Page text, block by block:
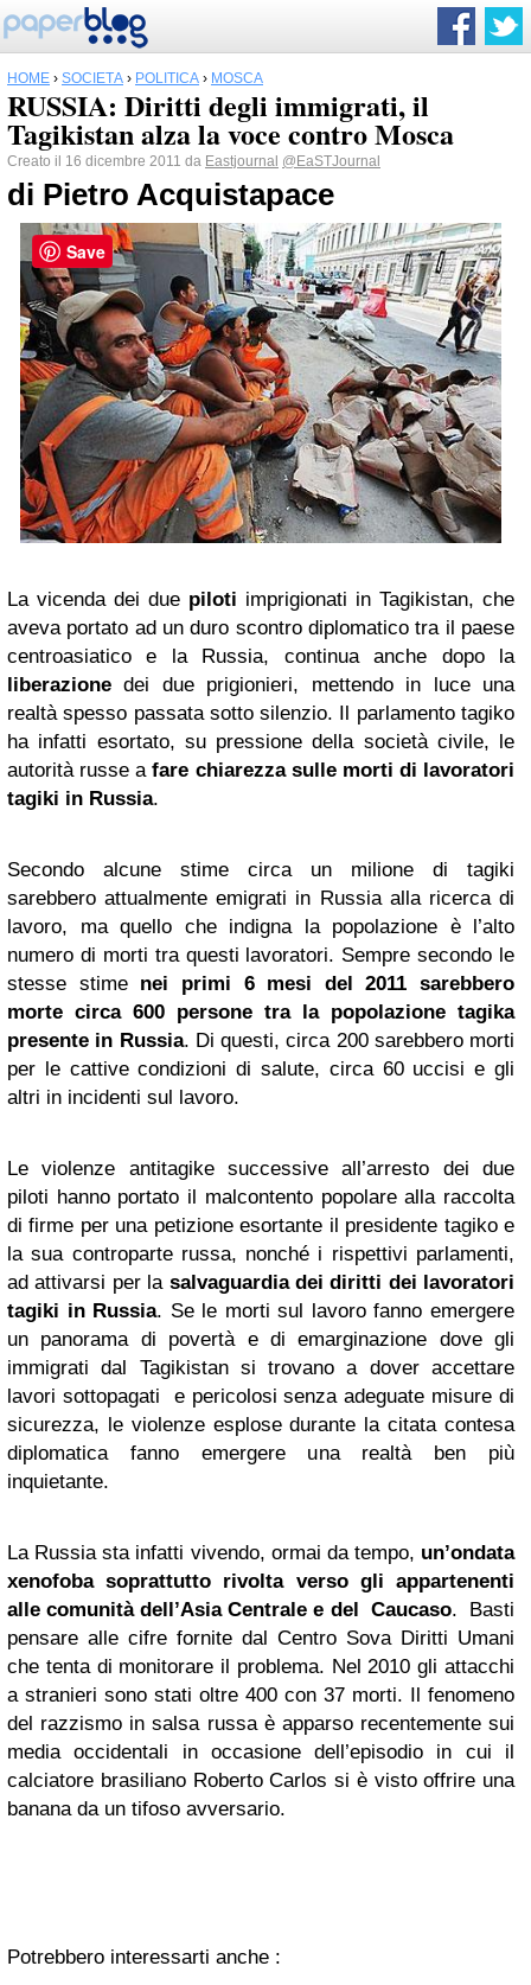
HOME › SOCIETÀ › POLITICA › MOSCA
RUSSIA: Diritti degli immigrati, il
Tagikistan alza la voce contro Mosca
Creato il 16 dicembre 2011 da Eastjournal @EaSTJournal
di Pietro Acquistapace
La vicenda dei due piloti imprigionati in Tagikistan, che
aveva portato ad un duro scontro diplomatico tra il paese
centroasiatico e la Russia, continua anche dopo la
liberazione dei due prigionieri, mettendo in luce una
realtà spesso passata sotto silenzio. Il parlamento tagiko
ha infatti esortato, su pressione della società civile, le
autorità russe afare chiarezza sulle morti di lavoratori
tagiki in Russia.
Secondo alcune stime circa un milione di tagiki
sarebbero attualmente emigrati in Russia alla ricerca di
lavoro, ma quello che indigna la popolazione è l’alto
numero di morti tra questi lavoratori. Sempre secondo le
stesse stime nei primi 6 mesi del 2011 sarebbero
morte circa 600 persone tra la popolazione tagika
presente in Russia. Di questi, circa 200 sarebbero morti
per le cattive condizioni di salute, circa 60 uccisi e gli
altri in incidenti sul lavoro.
Le violenze antitagike successive all’arresto dei due
piloti hanno portato il malcontento popolare alla raccolta
di firme per una petizione esortante il presidente tagiko e
la sua controparte russa, nonché i rispettivi parlamenti,
ad attivarsi per la salvaguardia dei diritti dei lavoratori
tagiki in Russia. Se le morti sul lavoro fanno emergere
un panorama di povertà e di emarginazione dove gli
immigrati dal Tagikistan si trovano a dover accettare
lavori sottopagati e pericolosi senza adeguate misure di
sicurezza, le violenze esplose durante la citata contesa
diplomatica fanno emergere una realtà ben più
inquietante.
La Russia sta infatti vivendo, ormai da tempo, un’ondata
xenofoba soprattutto rivolta verso gli appartenenti
alle comunità dell’Asia Centrale e del Caucaso. Basti
pensare alle cifre fornite dal Centro Sova Diritti Umani
che tenta di monitorare il problema. Nel 2010 gli attacchi
a stranieri sono stati oltre 400 con 37 morti. Il fenomeno
del razzismo in salsa russa è apparso recentemente sui
media occidentali in occasione dell’episodio in cui il
calciatore brasiliano Roberto Carlos si è visto offrire una
banana da un tifoso avversario.
Potrebbero interessarti anche :
Save